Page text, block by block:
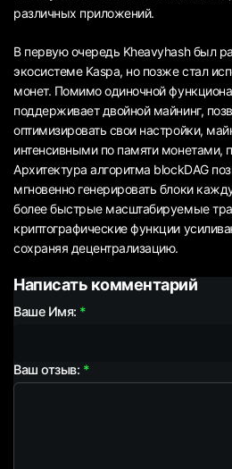
различных приложений.
В первую очередь Kheavyhash был
экосистеме Kaspa, но позже стал
монет. Помимо одиночной
поддерживает двойной майнинг,
оптимизировать свои настройки,
интенсивными по памяти монетами,
Архитектура алгоритма blockDAG
мгновенно генерировать блоки
более быстрые масштабируемые
криптографические функции
сохраняя децентрализацию.
Написать комментарий
Ваше Имя:
Ваш отзыв: